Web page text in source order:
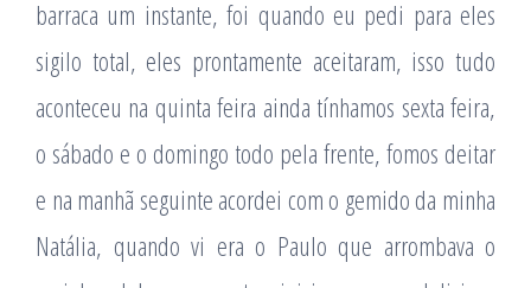
barraca um instante, foi quando eu pedi para eles
sigilo total, eles prontamente aceitaram, isso tudo
aconteceu na quinta feira ainda tínhamos sexta feira,
o sábado e o domingo todo pela frente, fomos deitar
e na manhã seguinte acordei com o gemido da minha
Natália, quando vi era o Paulo que arrombava o